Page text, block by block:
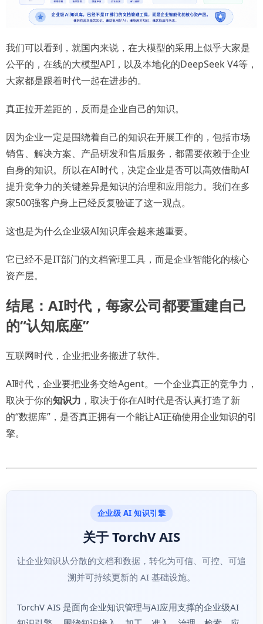
我们可以看到，就国内来说，在大模型的采用上似乎大家是
公平的，在线的大模型API，以及本地化的DeepSeek V4等，
大家都是跟着时代一起在进步的。
真正拉开差距的，反而是企业自己的知识。
因为企业一定是围绕着自己的知识在开展工作的，包括市场
销售、解决方案、产品研发和售后服务，都需要依赖于企业
自身的知识。所以在AI时代，决定企业是否可以高效借助AI
提升竞争力的关键差异是知识的治理和应用能力。我们在多
家500强客户身上已经反复验证了这一观点。
这也是为什么企业级AI知识库会越来越重要。
它已经不是IT部门的文档管理工具，而是企业智能化的核心
资产层。
结尾：AI时代，每家公司都要重建自己
的“认知底座”
互联网时代，企业把业务搬进了软件。
AI时代，企业要把业务交给Agent。一个企业真正的竞争力，
取决于你的知识力 ，取决于你在AI时代是否认真打造了新
的“数据库”，是否真正拥有一个能让AI正确使用企业知识的引
擎。
企业级 AI 知识引擎
关于 TorchV AIS
让企业知识从分散的文档和数据，转化为可信、可控、可追
溯并可持续更新的 AI 基础设施。
TorchV AIS 是面向企业知识管理与AI应用支撑的企业级AI